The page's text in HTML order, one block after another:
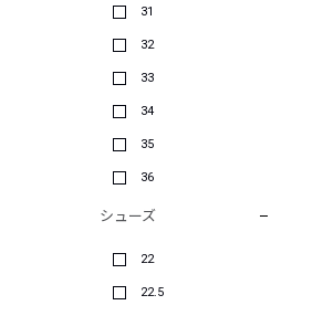
31
32
33
34
35
36
シューズ
22
22.5